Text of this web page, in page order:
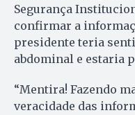
Segurança
confirmar a
presidente teria
abdominal e estaria
“Mentira! Fazendo
veracidade das